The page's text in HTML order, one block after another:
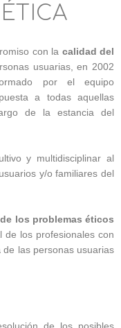
con la calidad del
usuarias, en 2002
por el equipo
a todas aquellas
de la estancia del
y multidisciplinar al
y/o familiares del
los problemas éticos
de los profesionales con
de las personas usuarias